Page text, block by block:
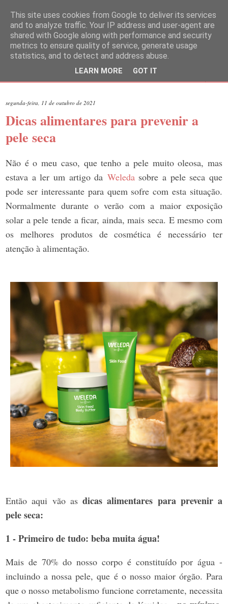
segunda-feira, 11 de outubro de 2021
Dicas alimentares para prevenir a
pele seca
Não é o meu caso, que tenho a pele muito oleosa, mas
estava a ler um artigo da Weledasobre a pele seca que
pode ser interessante para quem sofre com esta situação.
Normalmente durante o verão com a maior exposição
solar a pele tende a ficar, ainda, mais seca. E mesmo com
os melhores produtos de cosmética é necessário ter
atenção à alimentação.
Então aqui vão as dicas alimentares para prevenir a
pele seca:
1 - Primeiro de tudo: beba muita água!
Mais de 70% do nosso corpo é constituído por água -
incluindo a nossa pele, que é o nosso maior órgão. Para
que o nosso metabolismo funcione corretamente, necessita
This site uses cookies from Google to deliver its services
and to analyze traffic. Your IP address and user-agent are
shared with Google along with performance and security
metrics to ensure quality of service, generate usage
statistics, and to detect and address abuse.
LEARN MORE GOT IT